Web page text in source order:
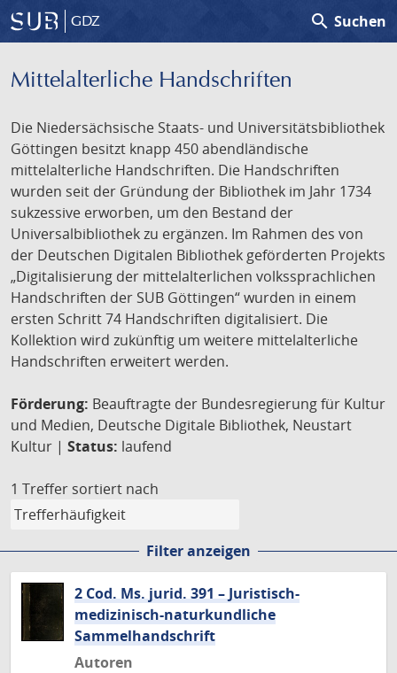
GDZ search Suchen
Mittelalterliche Handschriften
Die Niedersächsische Staats- und Universitätsbibliothek
Göttingen besitzt knapp 450 abendländische
mittelalterliche Handschriften. Die Handschriften
wurden seit der Gründung der Bibliothek im Jahr 1734
sukzessive erworben, um den Bestand der
Universalbibliothek zu ergänzen. Im Rahmen des von
der Deutschen Digitalen Bibliothek geförderten Projekts
„Digitalisierung der mittelalterlichen volkssprachlichen
Handschriften der SUB Göttingen“ wurden in einem
ersten Schritt 74 Handschriften digitalisiert. Die
Kollektion wird zukünftig um weitere mittelalterliche
Handschriften erweitert werden.
Förderung: Beauftragte der Bundesregierung für Kultur
und Medien, Deutsche Digitale Bibliothek, Neustart
Kultur | Status: laufend
1 Treffer sortiert nach
Filter anzeigen
2 Cod. Ms. jurid. 391 – Juristisch-
medizinisch-naturkundliche
Sammelhandschrift
Autoren